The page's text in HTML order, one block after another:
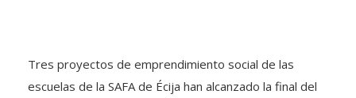
Tres proyectos de emprendimiento social de las
escuelas de la SAFA de Écija han alcanzado la final del